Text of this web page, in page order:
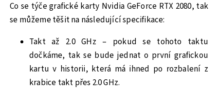
Co se týče grafické karty Nvidia GeForce RTX 2080, tak
se můžeme těšit na následující specifikace:
Takt až 2.0 GHz – pokud se tohoto taktu
dočkáme, tak se bude jednat o první grafickou
kartu v historii, která má ihned po rozbalení z
krabice takt přes 2.0 GHz.